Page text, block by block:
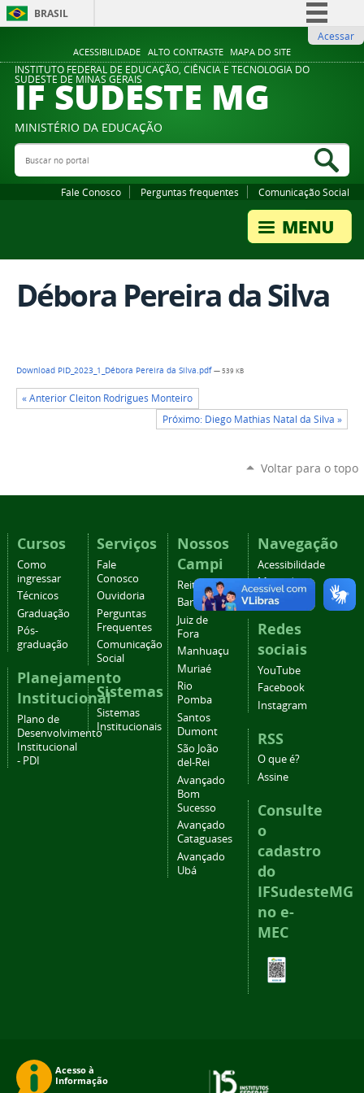
ACESSIBILIDADE ALTO CONTRASTE MAPA DO SITE
BRASIL
Comunica BR
Participe
Legislação
Acessar
INSTITUTO FEDERAL DE EDUCAÇÃO, CIÊNCIA E TECNOLOGIA DO
SUDESTE DE MINAS GERAIS
IF SUDESTE MG
MINISTÉRIO DA EDUCAÇÃO
Buscar no portal
Fale Conosco Perguntas frequentes Comunicação Social
Débora Pereira da Silva
Download PID_2023_1_Débora Pereira da Silva.pdf— 539 KB
« Anterior Cleiton Rodrigues Monteiro
Próximo: Diego Mathias Natal da Silva »
Voltar para o topo
Cursos
Como
ingressar
Técnicos
Graduação
Pós-
graduação
Planejamento
Institucional
Plano de
Desenvolvimento
Institucional
- PDI
Serviços
Fale
Conosco
Ouvidoria
Perguntas
Frequentes
Comunicação
Social
Sistemas
Sistemas
Institucionais
Nossos
Campi
Reitoria
Barbacena
Juiz de
Fora
Manhuaçu
Muriaé
Rio
Pomba
Santos
Dumont
São João
del-Rei
Avançado
Bom
Sucesso
Avançado
Cataguases
Avançado
Ubá
Navegação
Acessibilidade
Mapa do
site
Redes
sociais
YouTube
Facebook
Instagram
RSS
O que é?
Assine
Consulte
o
cadastro
do
IFSudesteMG
no e-
MEC